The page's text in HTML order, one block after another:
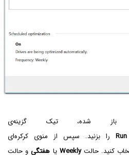
باز شده، تیک گزینه‌ی
را بزنید. سپس از منوی کرکره‌ای
کنید. حالتWeekly یا هفتگیو حالت